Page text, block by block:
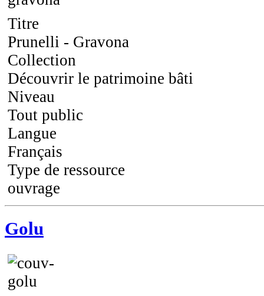
Titre
Prunelli - Gravona
Collection
Découvrir le patrimoine bâti
Niveau
Tout public
Langue
Français
Type de ressource
ouvrage
Golu